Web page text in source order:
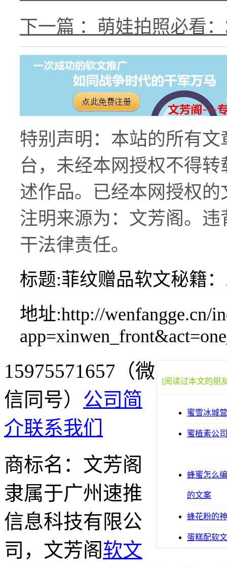
下一篇 ：萌娃拍照必看
特别声明：本站的所有
台，未经本网授权不得
述作品。已经本网授权
注明来源为：文芳阁。
干法律责任。
标题:菲纹赠品软文秘籍
地址:http://wenfangge.cn/
[阅读过本文的朋
蜜雪冰城
蜜植素公
蜂蜜怎么
的文案
蜂花粉的
蛋糕配软
15975571657（微
信同号） 公司简
介联系我们
商标名：文芳阁
隶属于广州速推
信息科技有限公
司，文芳阁软文